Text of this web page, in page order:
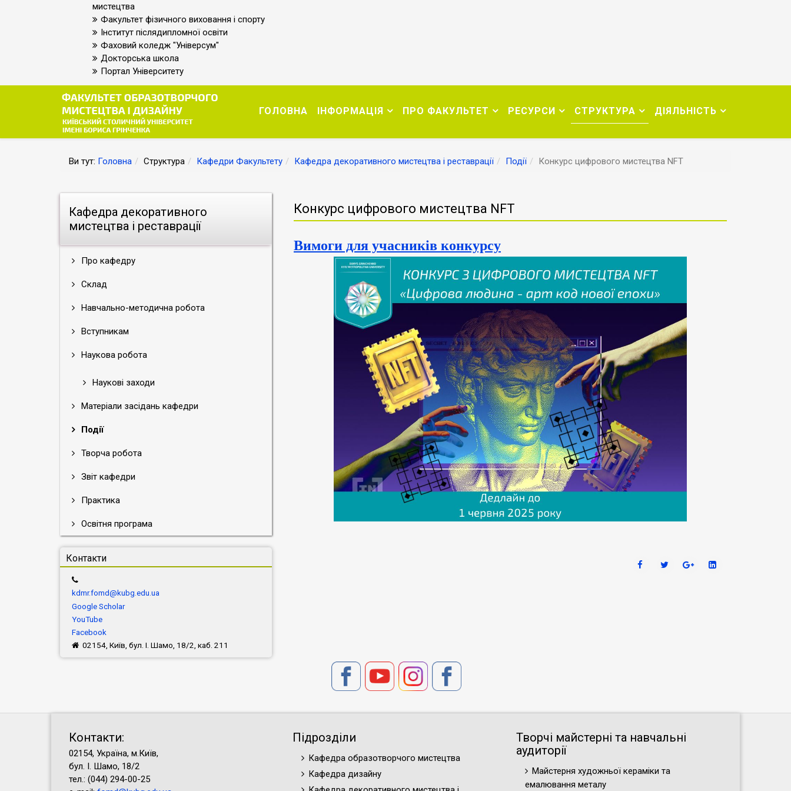
мистецтва
Факультет фізичного виховання і спорту
Інститут післядипломної освіти
Фаховий коледж "Універсум"
Докторська школа
Портал Університету
ГОЛОВНА ІНФОРМАЦІЯ ПРО ФАКУЛЬТЕТ РЕСУРСИ СТРУКТУРА ДІЯЛЬНІСТЬ
Ви тут: Головна Структура Кафедри Факультету Кафедра декоративного мистецтва і реставрації Події Конкурс цифрового мистецтва NFT
Кафедра декоративного
мистецтва і реставрації
Про кафедру
Склад
Навчально-методична робота
Вступникам
Наукова робота
Наукові заходи
Матеріали засідань кафедри
Події
Творча робота
Звіт кафедри
Практика
Освітня програма
Контакти
kdmr.fomd@kubg.edu.ua
Google Scholar
YouTube
Facebook
02154, Київ, бул. І. Шамо, 18/2, каб. 211
Конкурс цифрового мистецтва NFT
Вимоги для учасників конкурсу
Контакти:
02154, Україна, м.Київ,
бул. І. Шамо, 18/2
тел.: (044) 294-00-25
Підрозділи
Кафедра образотворчого мистецтва
Кафедра дизайну
Творчі майстерні та навчальні
аудиторії
Майстерня художньої кераміки та
емалювання металу